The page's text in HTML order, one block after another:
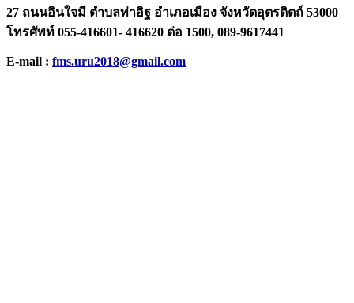
27 ถนนอินใจมี ตำบลท่าอิฐ อำเภอเมือง จังหวัดอุตรดิตถ์ 53000
โทรศัพท์ 055-416601- 416620 ต่อ 1500, 089-9617441
E-mail : fms.uru2018@gmail.com